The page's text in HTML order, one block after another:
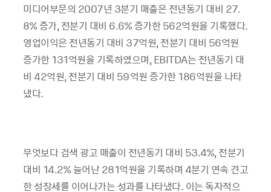
미디어부문의 2007년 3분기 매출은 전년동기 대비 27.
8% 증가, 전분기 대비 6.6% 증가한 562억원을 기록했다.
영업이익은 전년동기 대비 37억원, 전분기 대비 56억원
증가한 131억원을 기록하였으며, EBITDA는 전년동기 대
비 42억원, 전분기 대비 59억원 증가한 186억원을 나타
냈다.
무엇보다 검색 광고 매출이 전년동기 대비 53.4%, 전분기
대비 14.2% 늘어난 281억원을 기록하며 4분기 연속 견고
한 성장세를 이어나가는 성과를 나타냈다. 이는 독자적으